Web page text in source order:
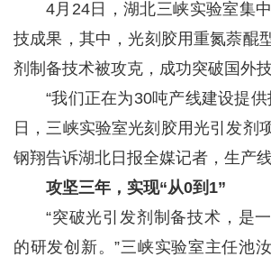
4月24日，湖北三峡实验室集
技成果，其中，光刻胶用重氮萘醌
剂制备技术被攻克，成功突破国外技
“我们正在为30吨产线建设提
日，三峡实验室光刻胶用光引发剂
钢翔告诉湖北日报全媒记者，生产
攻坚三年，实现“从0到1”
“突破光引发剂制备技术，是
的研发创新。”三峡实验室主任池